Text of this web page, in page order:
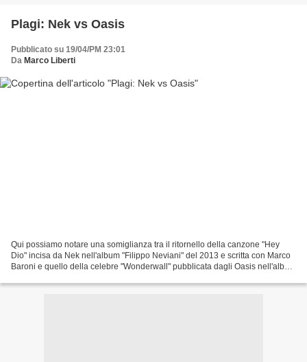
Plagi: Nek vs Oasis
Pubblicato su 19/04/PM 23:01
Da Marco Liberti
Qui possiamo notare una somiglianza tra il ritornello della canzone "Hey
Dio" incisa da Nek nell'album "Filippo Neviani" del 2013 e scritta con Marco
Baroni e quello della celebre "Wonderwall" pubblicata dagli Oasis nell'album